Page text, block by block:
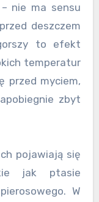
nie ma sensu
deszczem
to efekt
temperatur
przed myciem,
zbyt
pojawiają się
jak ptasie
W